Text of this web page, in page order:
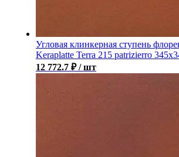
Угловая клинкерная ступень
Keraplatte Terra 215 patrizierro
12 772.7 ₽ / шт